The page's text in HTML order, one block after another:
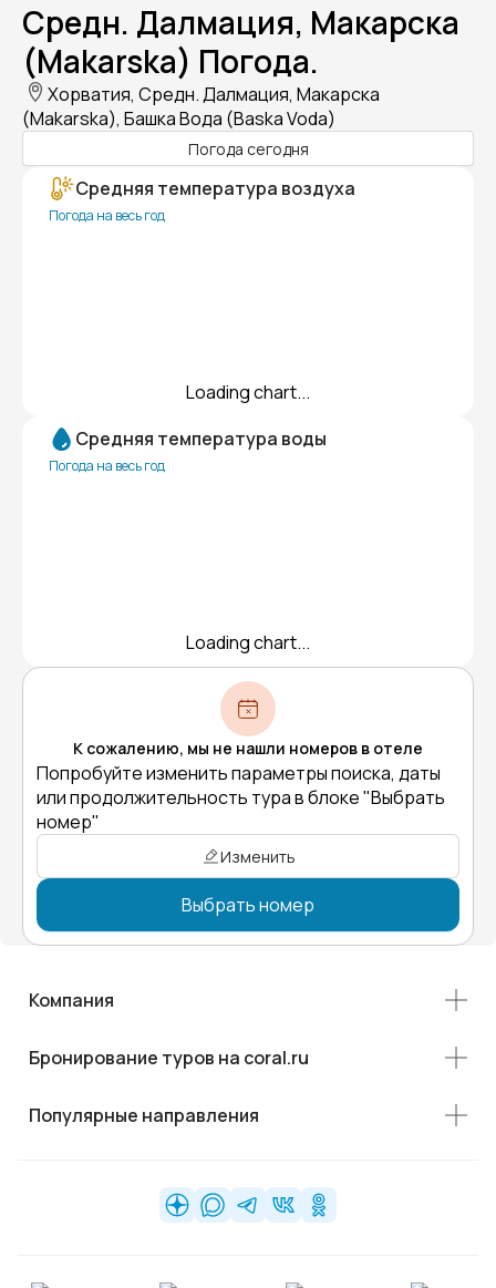
Средн. Далмация, Макарска
(Makarska) Погода.
Хорватия, Средн. Далмация, Макарска
(Makarska), Башка Вода (Baska Voda)
Погода сегодня
Средняя температура воздуха
Погода на весь год
Loading chart...
Средняя температура воды
Погода на весь год
Loading chart...
К сожалению, мы не нашли номеров в отеле
Попробуйте изменить параметры поиска, даты
или продолжительность тура в блоке "Выбрать
номер"
Изменить
Выбрать номер
Компания
Бронирование туров на coral.ru
Популярные направления